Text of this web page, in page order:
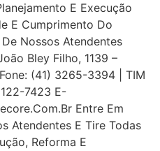
E Execução
E Cumprimento Do
Nossos Atendentes
Bley Filho, 1139 –
(41) 3265-3394 | TIM
7423 E-
Entre Em
Atendentes E Tire Todas
Reforma E